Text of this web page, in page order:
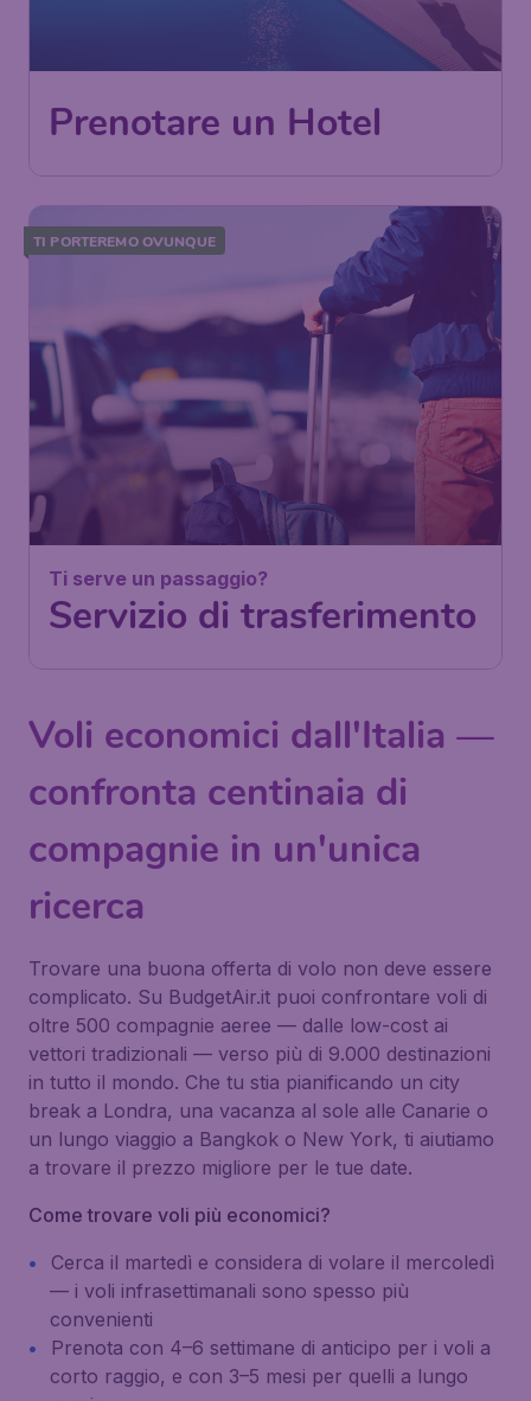
Prenotare un Hotel
TI PORTEREMO OVUNQUE
Ti serve un passaggio?
Servizio di trasferimento
Voli economici dall'Italia —
confronta centinaia di
compagnie in un'unica
ricerca
Trovare una buona offerta di volo non deve essere
complicato. Su BudgetAir.it puoi confrontare voli di
oltre 500 compagnie aeree — dalle low-cost ai
vettori tradizionali — verso più di 9.000 destinazioni
in tutto il mondo. Che tu stia pianificando un city
break a Londra, una vacanza al sole alle Canarie o
un lungo viaggio a Bangkok o New York, ti aiutiamo
a trovare il prezzo migliore per le tue date.
Come trovare voli più economici?
Cerca il martedì e considera di volare il mercoledì
— i voli infrasettimanali sono spesso più
convenienti
Prenota con 4–6 settimane di anticipo per i voli a
corto raggio, e con 3–5 mesi per quelli a lungo